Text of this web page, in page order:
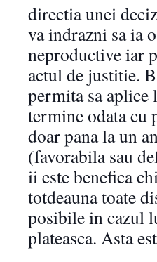
directia unei
va indrazni sa ia
neproductive iar
actul de justitie.
permita sa aplice
termine odata cu
doar pana la un
(favorabila sau
ii este benefica
totdeauna toate
posibile in cazul
plateasca. Asta